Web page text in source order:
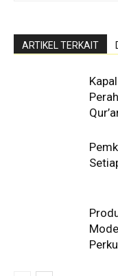
ARTIKEL TERKAIT